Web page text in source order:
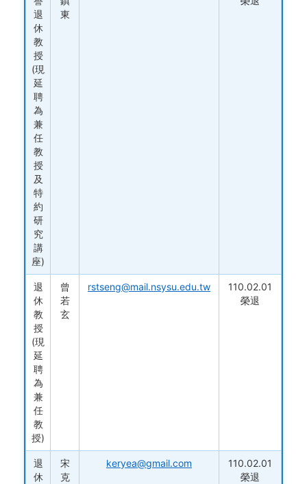
退
休
教
授
(現
延
聘
為
兼
任
教
授
及
特
約
研
究
講
座)
東
退
休
教
授
(現
延
聘
為
兼
任
教
授)
曾
若
玄
rstseng@mail.nsysu.edu.tw
110.02.01
榮退
退
休
宋
克
keryea@gmail.com
110.02.01
榮退